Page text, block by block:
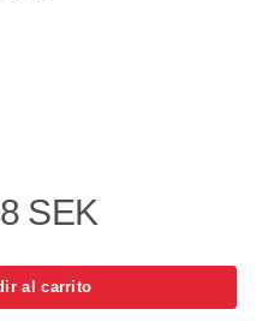
SEK
al carrito